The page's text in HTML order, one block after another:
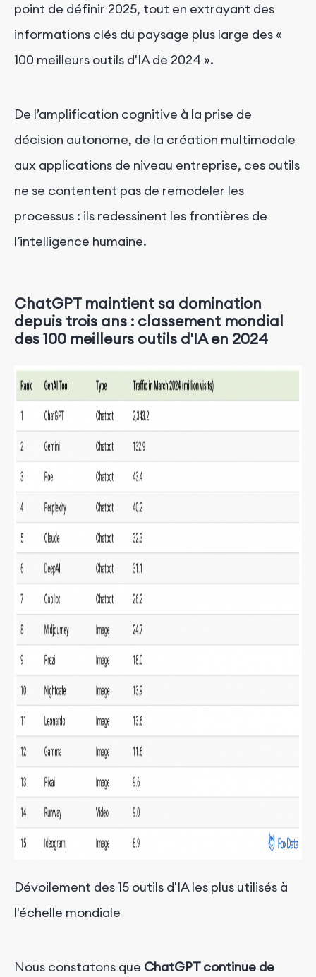
point de définir 2025, tout en extrayant des
informations clés du paysage plus large des «
100 meilleurs outils d'IA de 2024 ».
De l’amplification cognitive à la prise de
décision autonome, de la création multimodale
aux applications de niveau entreprise, ces outils
ne se contentent pas de remodeler les
processus : ils redessinent les frontières de
l’intelligence humaine.
ChatGPT maintient sa domination
depuis trois ans : classement mondial
des 100 meilleurs outils d'IA en 2024
Dévoilement des 15 outils d'IA les plus utilisés à
l'échelle mondiale
Nous constatons que ChatGPT continue de